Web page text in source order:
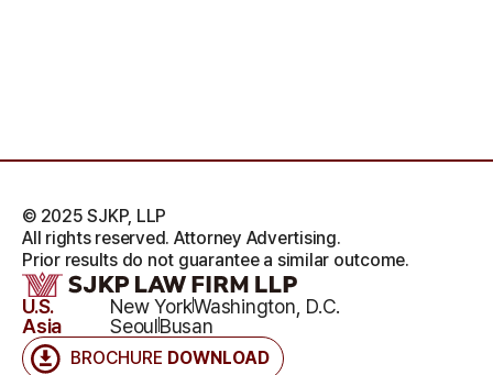
BROCHURE DOWNLOAD
U.S. New YorkWashington, D.C.
Asia
SeoulBusan
© 2025 SJKP, LLP
All rights reserved. Attorney Advertising.
Prior results do not guarantee a similar outcome.